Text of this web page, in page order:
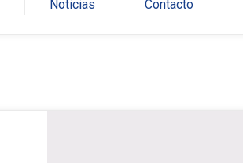
Noticias Contacto